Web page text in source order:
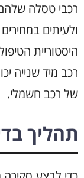
רכבי טסלה
ולעיתים
היסטוריית
רכב מיד שנייה
של רכב חשמלי.
תהליך